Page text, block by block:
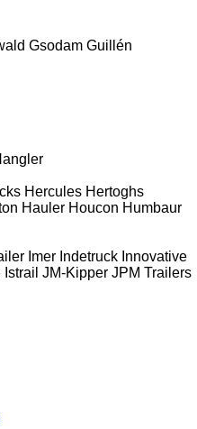
Gsodam Guillén
Hercules Hertoghs
Hauler Houcon Humbaur
Imer Indetruck Innovative
Istrail JM-Kipper JPM Trailers